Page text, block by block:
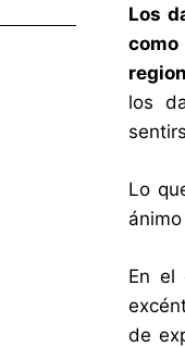
Los
los
Lo
En el
de